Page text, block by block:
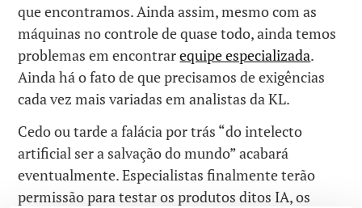
que encontramos. Ainda assim, mesmo com as
máquinas no controle de quase todo, ainda temos
problemas em encontrarequipe especializada.
Ainda há o fato de que precisamos de exigências
cada vez mais variadas em analistas da KL.
Cedo ou tarde a falácia por trás “do intelecto
artificial ser a salvação do mundo” acabará
eventualmente. Especialistas finalmente terão
permissão para testar os produtos ditos IA, os